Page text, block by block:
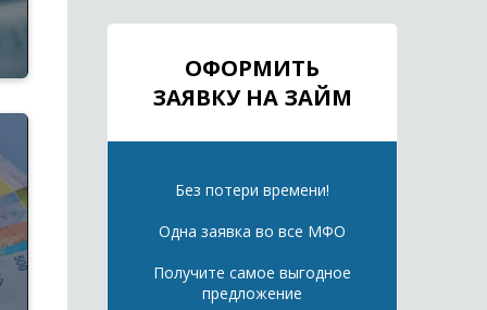
ОФОРМИТЬ
ЗАЯВКУ НА ЗАЙМ
Без потери времени!
Одна заявка во все МФО
Получите самое выгодное
предложение